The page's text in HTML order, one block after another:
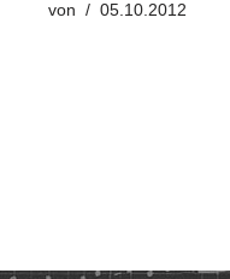
von 05.10.2012